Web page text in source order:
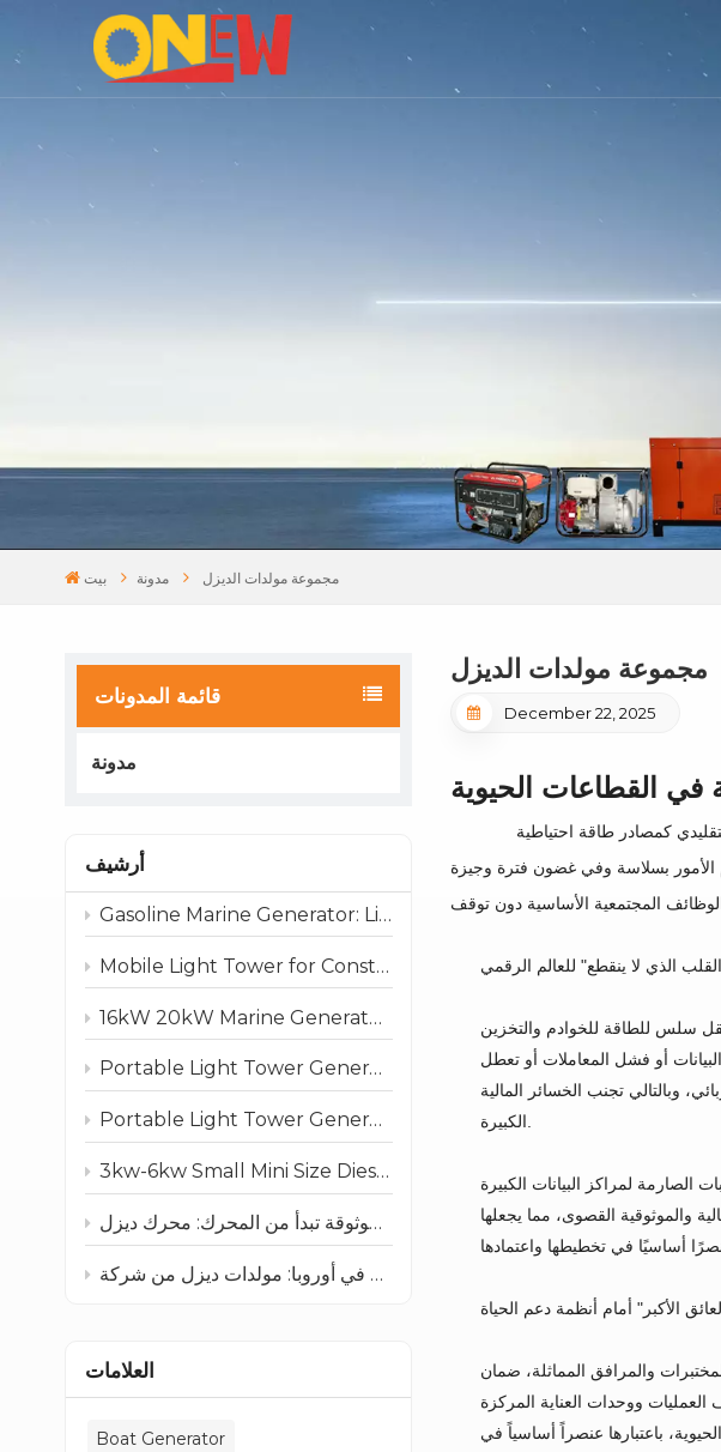
بيت مدونة مجموعة مولدات الديزل
قائمة المدونات
مدونة
أرشيف
Gasoline Marine Generator: Lightweight & Reliable Power for Boats and Marine Use
Mobile Light Tower for Construction, Rental & Emergency Projects
16kW 20kW Marine Generator: Compact, Reliable Power for Boats and Marine Applications
Portable Light Tower Generator: Reliable Lighting Anywhere
Portable Light Tower Generator: Reliable Diesel Lighting Solutions
3kw-6kw Small Mini Size Diesel Gasoline Marine Generator for Boat
طاقة موثوقة تبدأ من المحرك: محرك ديزل ONEW POWER للمولدات
العلامات
Boat Generator
مجموعة مولدات الديزل
December 22, 2025
في القطاعات الحيوية
كمصادر طاقة احتياطية
الأمور بسلاسة وفي غضون فترة وجيزة
الذي لا ينقطع" للعالم الرقمي
سلس للطاقة للخوادم والتخزين
أو فشل المعاملات أو تعطل
وبالتالي تجنب الخسائر المالية
الصارمة لمراكز البيانات الكبيرة
والموثوقية القصوى، مما يجعلها
الأكبر" أمام أنظمة دعم الحياة
والمرافق المماثلة، ضمان
العمليات ووحدات العناية المركزة
باعتبارها عنصراً أساسياً في